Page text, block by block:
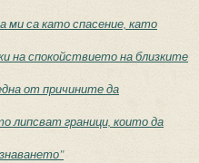
са като спасение, като
на спокойствието на близките
от причините да
липсват граници, които да